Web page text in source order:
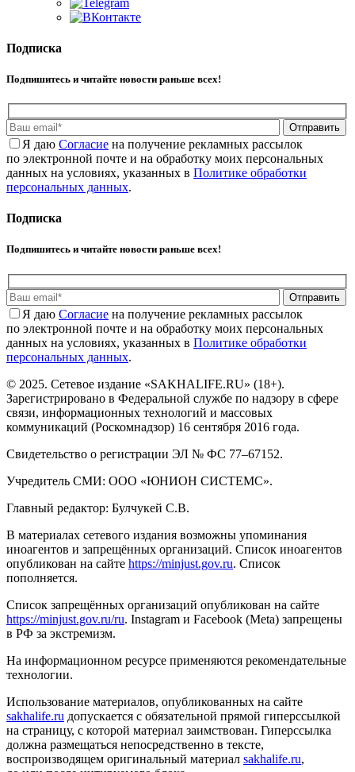
Подписка
Подпишитесь и читайте новости раньше всех!
Отправить
Я даю Cогласие на получение рекламных рассылок
по электронной почте и на обработку моих персональных
данных на условиях, указанных в Политике обработки
персональных данных.
Подписка
Подпишитесь и читайте новости раньше всех!
Отправить
Я даю Cогласие на получение рекламных рассылок
по электронной почте и на обработку моих персональных
данных на условиях, указанных в Политике обработки
персональных данных.
© 2025. Сетевое издание «SAKHALIFE.RU» (18+).
Зарегистрировано в Федеральной службе по надзору в сфере
связи, информационных технологий и массовых
коммуникаций (Роскомнадзор) 16 сентября 2016 года.
Свидетельство о регистрации ЭЛ № ФС 77–67152.
Учредитель СМИ: ООО «ЮНИОН СИСТЕМС».
Главный редактор: Булчукей С.В.
В материалах сетевого издания возможны упоминания
иноагентов и запрещённых организаций. Список иноагентов
опубликован на сайте https://minjust.gov.ru. Список
пополняется.
Список запрещённых организаций опубликован на сайте
https://minjust.gov.ru/ru. Instagram и Facebook (Metа) запрещены
в РФ за экстремизм.
На информационном ресурсе применяются рекомендательные
технологии.
Использование материалов, опубликованных на сайте
sakhalife.ru допускается с обязательной прямой гиперссылкой
на страницу, с которой материал заимствован. Гиперссылка
должна размещаться непосредственно в тексте,
воспроизводящем оригинальный материал sakhalife.ru,